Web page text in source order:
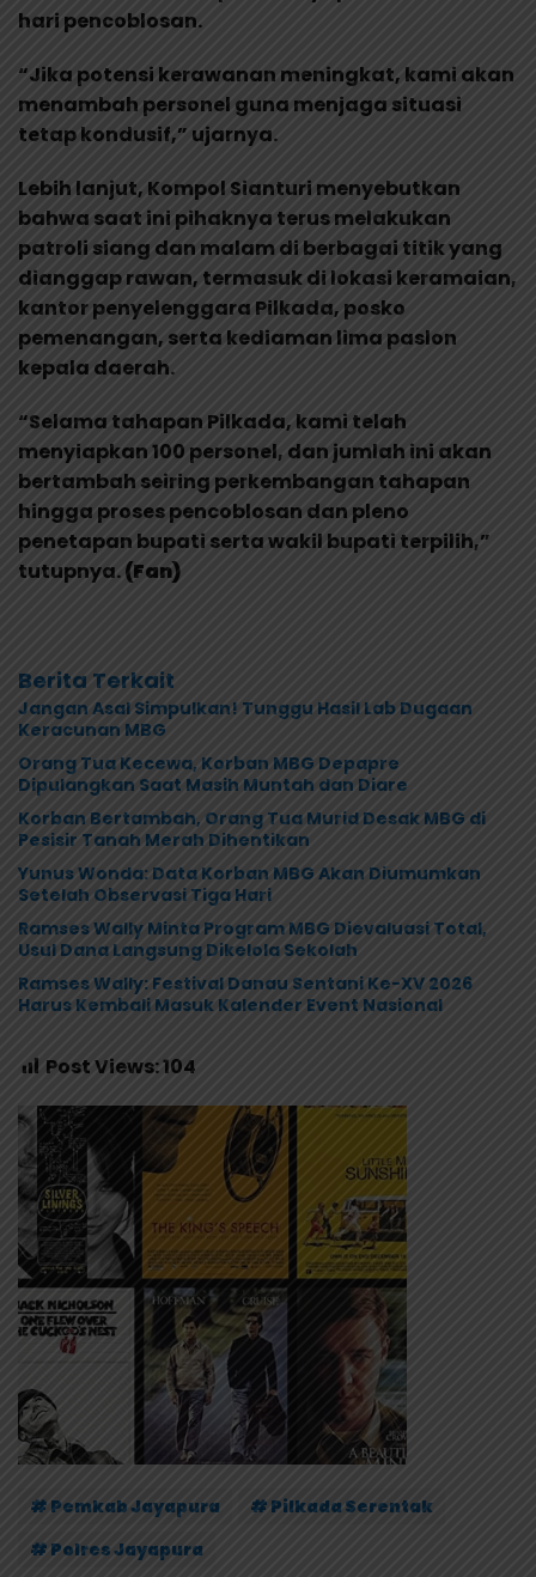
hari pencoblosan.
“Jika potensi kerawanan meningkat, kami akan
menambah personel guna menjaga situasi
tetap kondusif,” ujarnya.
Lebih lanjut, Kompol Sianturi menyebutkan
bahwa saat ini pihaknya terus melakukan
patroli siang dan malam di berbagai titik yang
dianggap rawan, termasuk di lokasi keramaian,
kantor penyelenggara Pilkada, posko
pemenangan, serta kediaman lima paslon
kepala daerah.
“Selama tahapan Pilkada, kami telah
menyiapkan 100 personel, dan jumlah ini akan
bertambah seiring perkembangan tahapan
hingga proses pencoblosan dan pleno
penetapan bupati serta wakil bupati terpilih,”
tutupnya.(Fan)
Berita Terkait
Jangan Asal Simpulkan! Tunggu Hasil Lab Dugaan
Keracunan MBG
Orang Tua Kecewa, Korban MBG Depapre
Dipulangkan Saat Masih Muntah dan Diare
Korban Bertambah, Orang Tua Murid Desak MBG di
Pesisir Tanah Merah Dihentikan
Yunus Wonda: Data Korban MBG Akan Diumumkan
Setelah Observasi Tiga Hari
Ramses Wally Minta Program MBG Dievaluasi Total,
Usul Dana Langsung Dikelola Sekolah
Ramses Wally: Festival Danau Sentani Ke-XV 2026
Harus Kembali Masuk Kalender Event Nasional
Post Views:104
# Pemkab Jayapura
# Pilkada Serentak
# Polres Jayapura